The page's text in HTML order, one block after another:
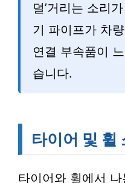
덜’거리는 소리
기 파이프가 차
연결 부속품이
습니다.
타이어 및 휠
타이어와 휠에서